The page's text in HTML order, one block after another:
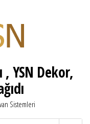
, YSN Dekor,
Sistemleri